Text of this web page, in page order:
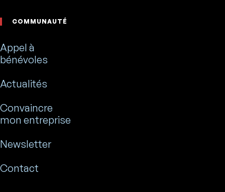
COMMUNAUTÉ
Appel à
bénévoles
Actualités
Convaincre
mon entreprise
Newsletter
Contact